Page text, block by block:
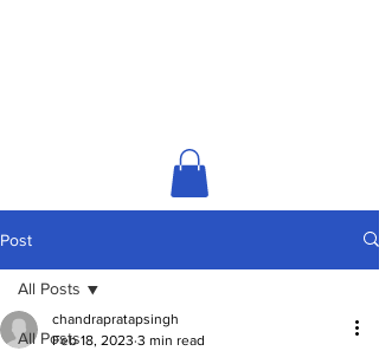
Post
All Posts
All Posts
chandrapratapsingh
Feb 18, 2023 3 min read